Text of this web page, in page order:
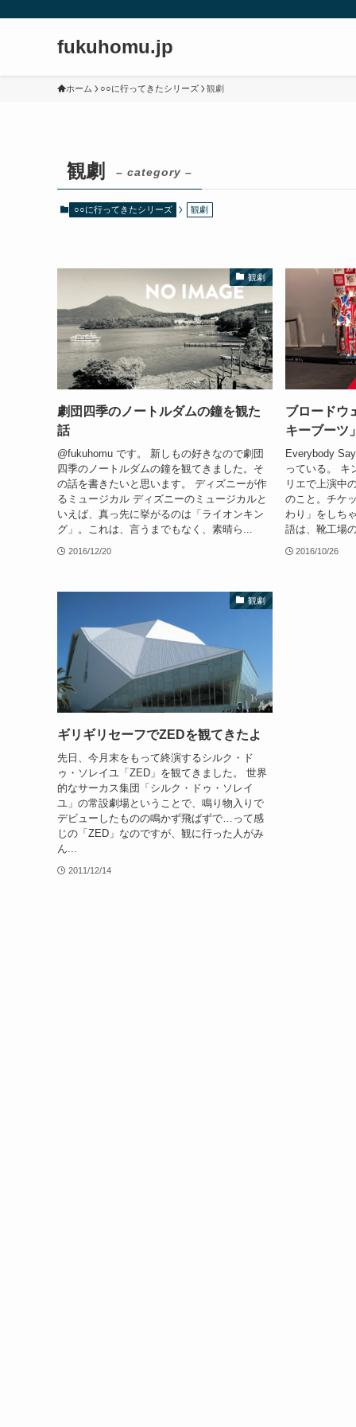
fukuhomu.jp
ホーム ○○に行ってきたシリーズ 観劇
観劇 – category –
○○に行ってきたシリーズ 観劇
観劇
劇団四季のノートルダムの鐘を観た
話
@fukuhomu です。 新しもの好きなので劇団
四季のノートルダムの鐘を観てきました。そ
の話を書きたいと思います。 ディズニーが作
るミュージカル ディズニーのミュージカルと
いえば、真っ先に挙がるのは「ライオンキン
グ」。これは、言うまでもなく、素晴ら...
2016/12/20
ブロードウ
キーブーツ
Everybody
っている。 キ
リエで上演中
のこと。チケ
わり」をしち
語は、靴工場
2016/10/26
観劇
ギリギリセーフでZEDを観てきたよ
先日、今月末をもって終演するシルク・ド
ゥ・ソレイユ「ZED」を観てきました。 世界
的なサーカス集団「シルク・ドゥ・ソレイ
ユ」の常設劇場ということで、鳴り物入りで
デビューしたものの鳴かず飛ばずで…って感
じの「ZED」なのですが、観に行った人がみ
ん...
2011/12/14